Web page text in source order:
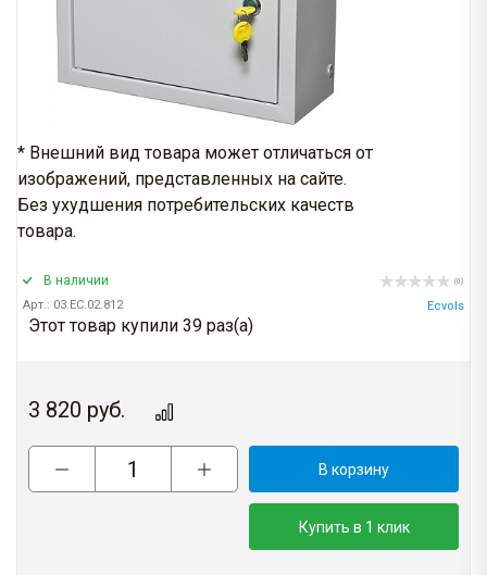
* Внешний вид товара может отличаться от
изображений, представленных на сайте.
Без ухудшения потребительских качеств
товара.
В наличии
Арт.: 03.EC.02.812
(0)
Ecvols
Этот товар купили 39 раз(a)
3 820 руб.
В корзину
Купить в 1 клик